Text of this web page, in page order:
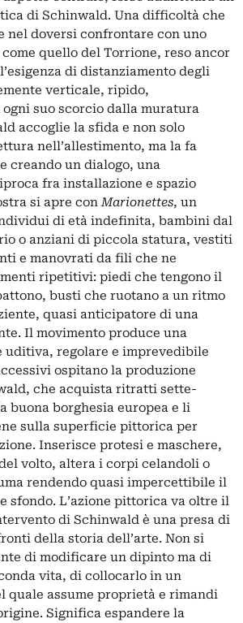
di Schinwald. Una difficoltà che
nel doversi confrontare con uno
quello del Torrione, reso ancor
di distanziamento degli
verticale, ripido,
suo scorcio dalla muratura
accoglie la sfida e non solo
nell’allestimento, ma la fa
creando un dialogo, una
fra installazione e spazio
si apre conMarionettes, un
di età indefinita, bambini dal
o anziani di piccola statura, vestiti
e manovrati da fili che ne
ripetitivi: piedi che tengono il
busti che ruotano a un ritmo
quasi anticipatore di una
Il movimento produce una
uditiva, regolare e imprevedibile
ospitano la produzione
che acquista ritratti sette-
buona borghesia europea e li
sulla superficie pittorica per
Inserisce protesi e maschere,
volto, altera i corpi celandoli o
rendendo quasi impercettibile il
sfondo. L’azione pittorica va oltre il
di Schinwald è una presa di
della storia dell’arte. Non si
di modificare un dipinto ma di
vita, di collocarlo in un
quale assume proprietà e rimandi
Significa espandere la